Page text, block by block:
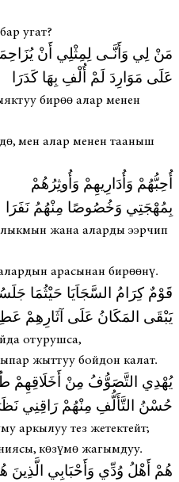
угат?
مَنْ لِي وَأَنَّـى لِمِثْلِي أَنْ
عَلَى مَوَارِدَ لَمْ أُلْفِ بِهَا كَدَرَا
бирөө алар менен
мен алар менен тааныш
أُحِبُّهُمْ وَأُدَارِيهِمْ وَأُوثِرُهُمْ
بِمُهْجَتِي وَخُصُوصًا مِنْهُمُ نَفَرَا
жана аларды ээрчип
арасынан бирөөнү.
قَوْمٌ كِرَامُ السَّجَاَيَا حَيْثُمَا
يَبْقَى المَكَانُ عَلَى آثَارِهِمْ
отурушса,
жыттуу бойдон калат.
يُهْدِي التَّصَوُّفُ مِنْ أَخَلَاقِهِمْ
حُسْنُ التَّأَلُّفِ مِنْهُمْ رَاقِنِي
аркылуу тез жетектейт;
көзүмө жагымдуу.
هُمْ أَهْلُ وُدِّي وَأَحْبَابِي الَّذِينَ